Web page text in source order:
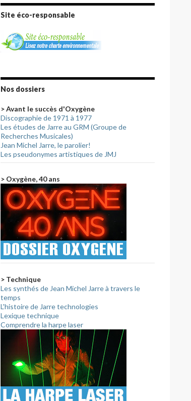
Site éco-responsable
Nos dossiers
> Avant le succès d'Oxygène
Discographie de 1971 à 1977
Les études de Jarre au GRM (Groupe de
Recherches Musicales)
Jean Michel Jarre, le parolier!
Les pseudonymes artistiques de JMJ
> Oxygène, 40 ans
> Technique
Les synthés de Jean Michel Jarre à travers le
temps
L'histoire de Jarre technologies
Lexique technique
Comprendre la harpe laser